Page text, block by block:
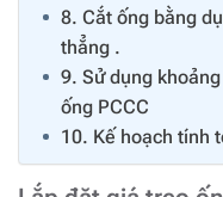
8. Cắt ống bằng
thẳng .
9. Sử dụng
ống PCCC
10. Kế hoạch tính